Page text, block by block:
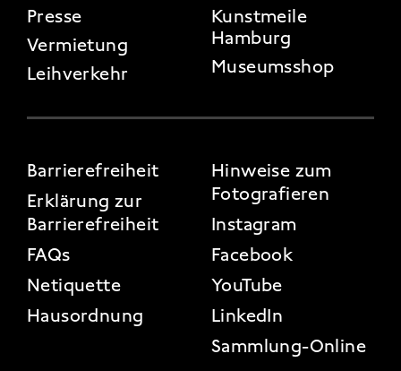
Presse
Vermietung
Leihverkehr
Kunstmeile
Hamburg
Museumsshop
FOOTER 3
Barrierefreiheit
Erklärung zur
Barrierefreiheit
FAQs
Netiquette
Hausordnung
Hinweise zum
Fotografieren
Instagram
Facebook
YouTube
LinkedIn
Sammlung-Online